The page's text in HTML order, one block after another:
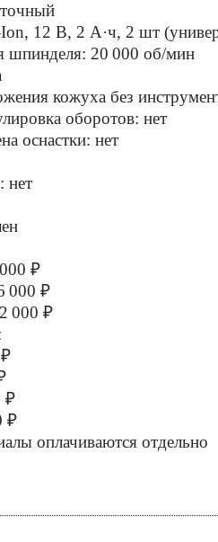
12 В, 2 А·ч, 2 шт
шпинделя: 20 000 об/мин
кожуха без
оборотов: нет
оснастки: нет
нет
₽
000 ₽
000 ₽
₽
₽
оплачиваются отдельно